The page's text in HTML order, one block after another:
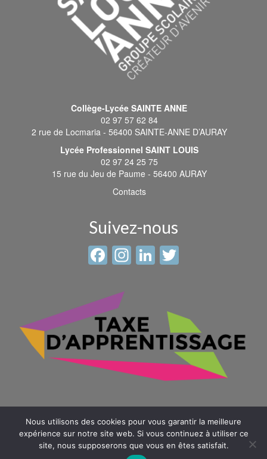
Collège-Lycée SAINTE ANNE
02 97 57 62 84
2 rue de Locmaria - 56400 SAINTE-ANNE D’AURAY
Lycée Professionnel SAINT LOUIS
02 97 24 25 75
15 rue du Jeu de Paume - 56400 AURAY
Contacts
Suivez-nous
Facebook
Instagram
LinkedIn
© 2026 Sainte Anne - Saint Louis -Mentions légales-Plan du
Nous utilisons des cookies pour vous garantir la meilleure
expérience sur notre site web. Si vous continuez à utiliser ce
site, nous supposerons que vous en êtes satisfait.